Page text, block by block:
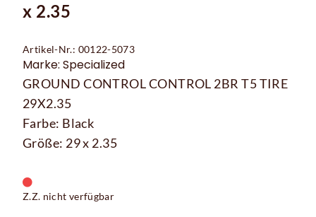
x 2.35
Artikel-Nr.: 00122-5073
Marke: Specialized
GROUND CONTROL CONTROL 2BR T5 TIRE
29X2.35
Farbe: Black
Größe: 29 x 2.35
Z.Z. nicht verfügbar